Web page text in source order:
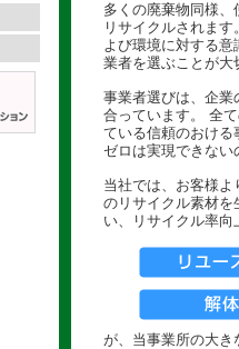
多くの廃棄物同様
リサイクルされま
よび環境に対する
業者を選ぶことが大
事業者選びは、企業
合っています。 全
ている信頼のおける
ゼロは実現できない
当社では、お客様
のリサイクル素材を
い、リサイクル率
が、当事業所の大き